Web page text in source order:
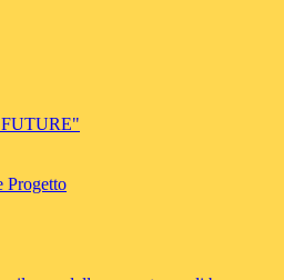
FUTURE"
Progetto